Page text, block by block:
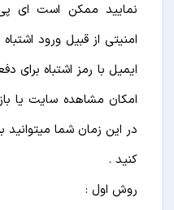
نمایید ممکن است ای
امنیتی از قبیل ورود
ایمیل با رمز اشتباه
امکان مشاهده سایت یا
کنید .
روش اول :